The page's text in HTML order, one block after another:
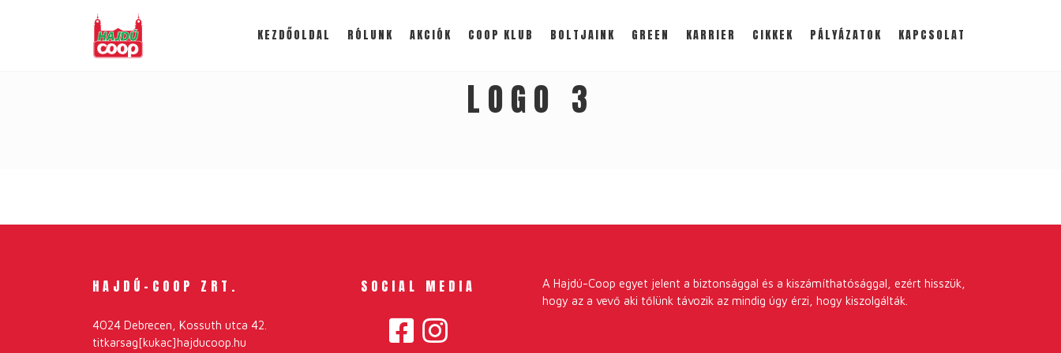
KEZDŐOLDAL RÓLUNK AKCIÓK COOP KLUB BOLTJAINK GREEN KARRIER CIKKEK PÁLYÁZATOK KAPCSOLAT
LOGO 3
HAJDÚ-COOP ZRT.
4024 Debrecen, Kossuth utca 42.
titkarsag[kukac]hajducoop.hu
SOCIAL MEDIA
A Hajdú-Coop egyet jelent a biztonsággal és a kiszámíthatósággal, ezért hisszük,
hogy az a vevő aki tőlünk távozik az mindig úgy érzi, hogy kiszolgálták.